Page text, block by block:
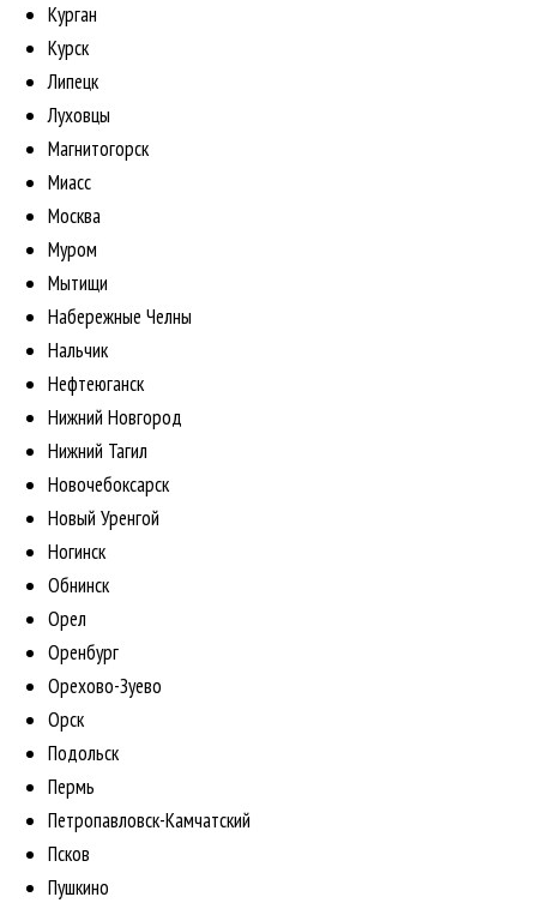
Курган
Курск
Липецк
Луховцы
Магнитогорск
Миасс
Москва
Муром
Мытищи
Набережные Челны
Нальчик
Нефтеюганск
Нижний Новгород
Нижний Тагил
Новочебоксарск
Новый Уренгой
Ногинск
Обнинск
Орел
Оренбург
Орехово-Зуево
Орск
Подольск
Пермь
Петропавловск-Камчатский
Псков
Пушкино